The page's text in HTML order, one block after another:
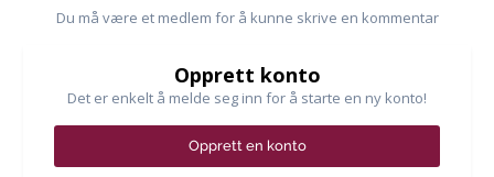
Du må være et medlem for å kunne skrive en kommentar
Opprett konto
Det er enkelt å melde seg inn for å starte en ny konto!
Opprett en konto